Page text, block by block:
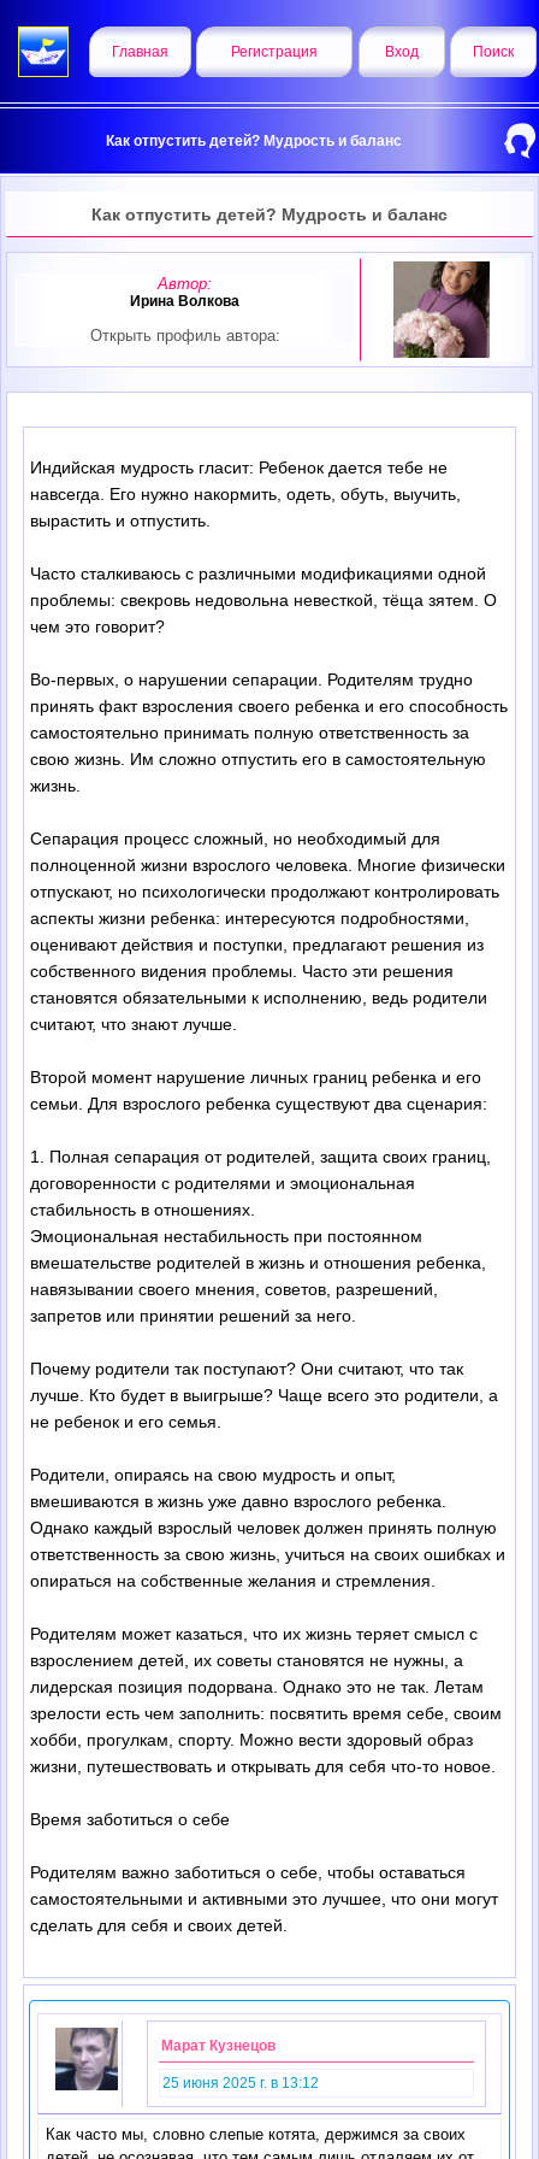
Главная Регистрация Вход Поиск
Как отпустить детей? Мудрость и баланс
Как отпустить детей? Мудрость и баланс
Автор:
Ирина Волкова
Открыть профиль автора:
Индийская мудрость гласит: Ребенок дается тебе не
навсегда. Его нужно накормить, одеть, обуть, выучить,
вырастить и отпустить.
Часто сталкиваюсь с различными модификациями одной
проблемы: свекровь недовольна невесткой, тёща зятем. О
чем это говорит?
Во-первых, о нарушении сепарации. Родителям трудно
принять факт взросления своего ребенка и его способность
самостоятельно принимать полную ответственность за
свою жизнь. Им сложно отпустить его в самостоятельную
жизнь.
Сепарация процесс сложный, но необходимый для
полноценной жизни взрослого человека. Многие физически
отпускают, но психологически продолжают контролировать
аспекты жизни ребенка: интересуются подробностями,
оценивают действия и поступки, предлагают решения из
собственного видения проблемы. Часто эти решения
становятся обязательными к исполнению, ведь родители
считают, что знают лучше.
Второй момент нарушение личных границ ребенка и его
семьи. Для взрослого ребенка существуют два сценария:
1. Полная сепарация от родителей, защита своих границ,
договоренности с родителями и эмоциональная
стабильность в отношениях.
Эмоциональная нестабильность при постоянном
вмешательстве родителей в жизнь и отношения ребенка,
навязывании своего мнения, советов, разрешений,
запретов или принятии решений за него.
Почему родители так поступают? Они считают, что так
лучше. Кто будет в выигрыше? Чаще всего это родители, а
не ребенок и его семья.
Родители, опираясь на свою мудрость и опыт,
вмешиваются в жизнь уже давно взрослого ребенка.
Однако каждый взрослый человек должен принять полную
ответственность за свою жизнь, учиться на своих ошибках и
опираться на собственные желания и стремления.
Родителям может казаться, что их жизнь теряет смысл с
взрослением детей, их советы становятся не нужны, а
лидерская позиция подорвана. Однако это не так. Летам
зрелости есть чем заполнить: посвятить время себе, своим
хобби, прогулкам, спорту. Можно вести здоровый образ
жизни, путешествовать и открывать для себя что-то новое.
Время заботиться о себе
Родителям важно заботиться о себе, чтобы оставаться
самостоятельными и активными это лучшее, что они могут
сделать для себя и своих детей.
Марат Кузнецов
25 июня 2025 г. в 13:12
Как часто мы, словно слепые котята, держимся за своих